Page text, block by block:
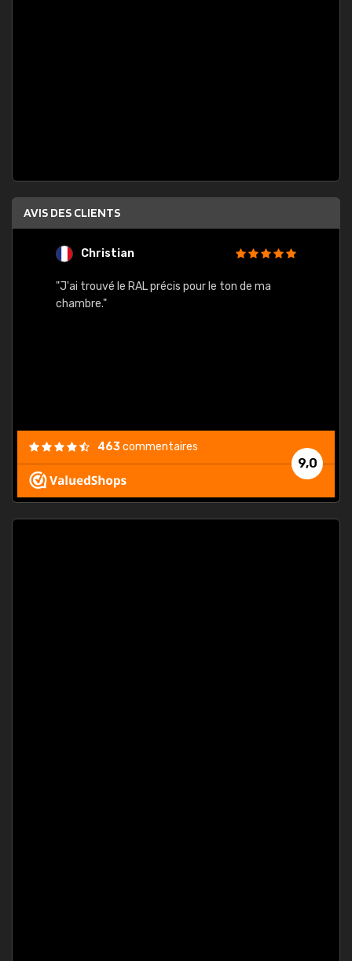
AVIS DES CLIENTS
Christian
"J'ai trouvé le RAL précis pour le ton de ma
chambre."
9,0
463commentaires